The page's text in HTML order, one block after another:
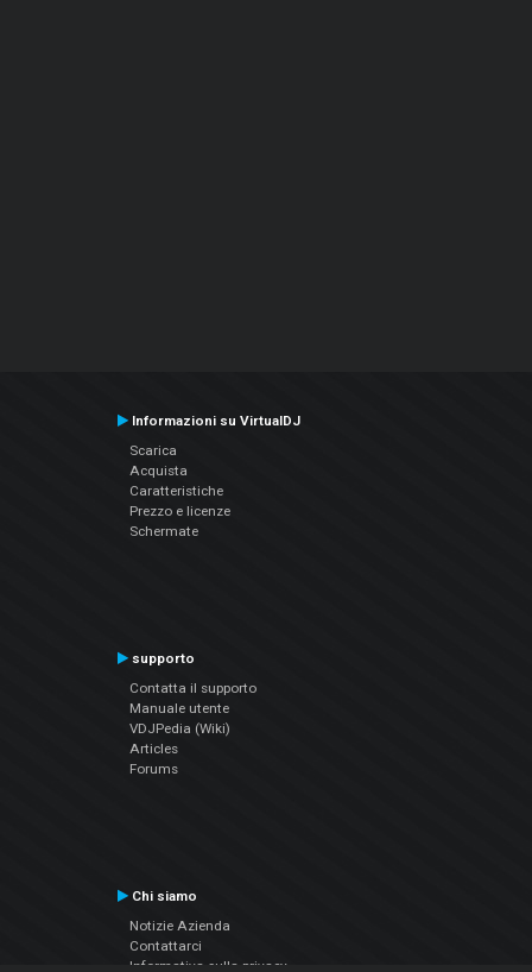
Informazioni su VirtualDJ
Scarica
Acquista
Caratteristiche
Prezzo e licenze
Schermate
supporto
Contatta il supporto
Manuale utente
VDJPedia (Wiki)
Articles
Forums
Chi siamo
Notizie Azienda
Contattarci
Informativa sulla privacy